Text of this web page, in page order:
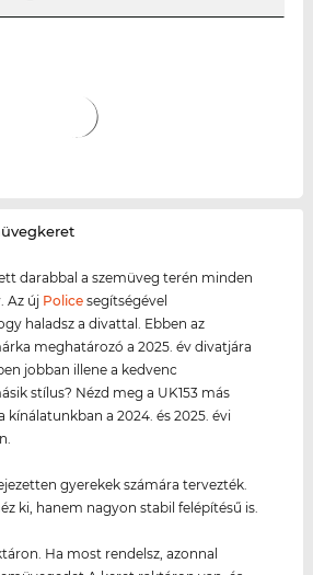
darabbal a szemüveg terén minden
Az új Police segítségével
haladsz a divattal. Ebben az
meghatározó a 2025. év divatjára
jobban illene a kedvenc
stílus? Nézd meg a UK153 más
kínálatunkban a 2024. és 2025. évi
gyerekek számára tervezték.
ki, hanem nagyon stabil felépítésű is.
Ha most rendelsz, azonnal